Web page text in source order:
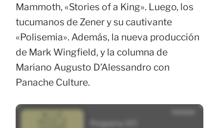
Mammoth, «Stories of a King». Luego, los
tucumanos de Zener y su cautivante
«Polisemia». Además, la nueva producción
de Mark Wingfield, y la columna de
Mariano Augusto D’Alessandro con
Panache Culture.